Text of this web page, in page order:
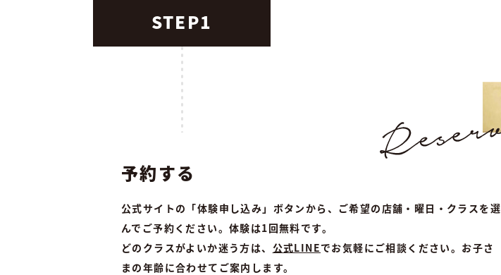
STEP1
予約する
公式サイトの「体験申し込み」ボタンから、ご希望の店舗・曜日・クラスを選
んでご予約ください。体験は1回無料です。
どのクラスがよいか迷う方は、 公式LINEでお気軽にご相談ください。お子さ
まの年齢に合わせてご案内します。